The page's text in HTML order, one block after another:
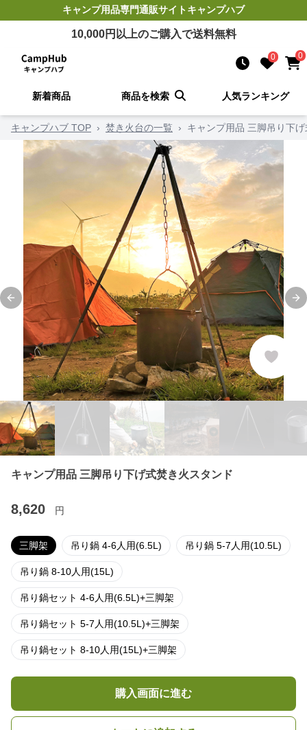
キャンプ用品専門通販サイトキャンプハブ
10,000円以上のご購入で送料無料
0 0
新着商品 商品を検索 人気ランキング
キャンプハブ TOP › 焚き火台の一覧 › キャンプ用品 三脚吊り下
Previous slide
キャンプ用品 三脚吊り下げ式焚き火スタンド
8,620 円
三脚架 吊り鍋 4-6人用(6.5L) 吊り鍋 5-7人用(10.5L)
吊り鍋 8-10人用(15L)
吊り鍋セット 4-6人用(6.5L)+三脚架
吊り鍋セット 5-7人用(10.5L)+三脚架
吊り鍋セット 8-10人用(15L)+三脚架
購入画面に進む